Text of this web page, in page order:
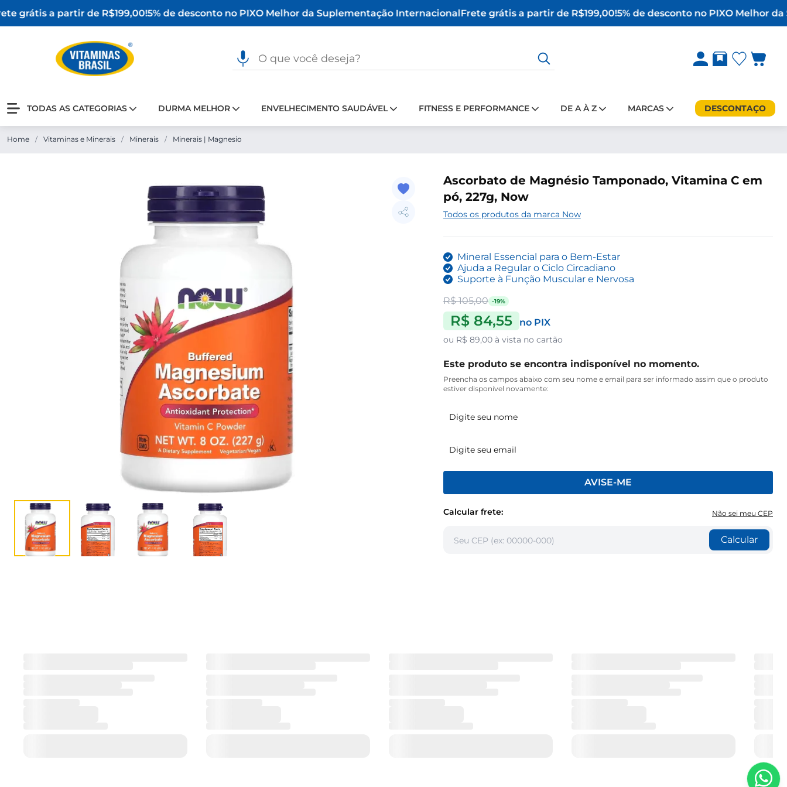
grátis a partir de R$199,00!5% de desconto no PIXO Melhor da Suplementação InternacionalFrete grátis a partir de R$199,00!5% de desconto no PIXO Melhor da
TODAS AS CATEGORIAS DURMA MELHOR ENVELHECIMENTO SAUDÁVEL FITNESS E PERFORMANCE DE A À Z MARCAS DESCONTAÇO
Home / Vitaminas e Minerais / Minerais / Minerais | Magnesio
Ascorbato de Magnésio Tamponado, Vitamina C em
pó, 227g, Now
Todos os produtos da marca Now
Mineral Essencial para o Bem-Estar
Ajuda a Regular o Ciclo Circadiano
Suporte à Função Muscular e Nervosa
R$ 105,00 -19%
R$ 84,55 no PIX
ou R$ 89,00à vista no cartão
Este produto se encontra indisponível no momento.
Preencha os campos abaixo com seu nome e email para ser informado assim que o produto
estiver disponível novamente:
AVISE-ME
Calcular frete: Não sei meu CEP
Calcular